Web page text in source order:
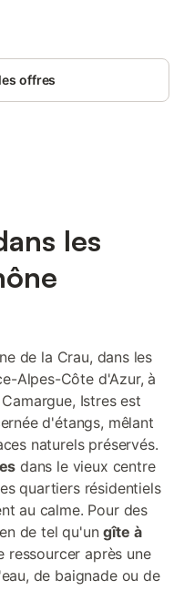
offres
les
de la Crau, dans les
Alpes-Côte d'Azur, à
Istres est
d'étangs, mêlant
naturels préservés.
dans le vieux centre
quartiers résidentiels
au calme. Pour des
de tel qu'ungîte à
ressourcer après une
de baignade ou de